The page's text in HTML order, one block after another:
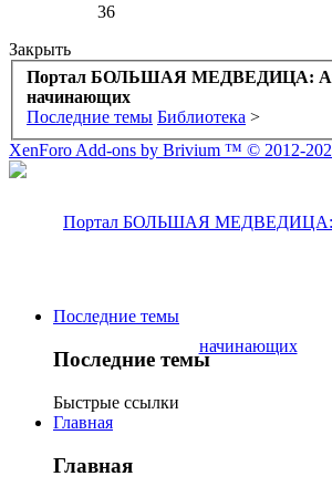
36
Закрыть
Портал БОЛЬШАЯ МЕДВЕДИЦА:
начинающих
Последние темы Библиотека >
XenForo Add-ons by Brivium ™ © 2012-
Последние темы
Последние темы
Быстрые ссылки
Главная
Главная